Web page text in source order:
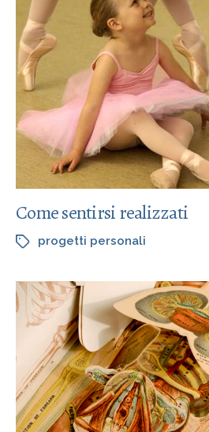
Come sentirsi realizzati
progetti personali